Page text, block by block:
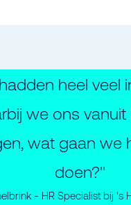
heel veel
we ons vanuit
wat gaan we
doen?"
- HR Specialist bij 's